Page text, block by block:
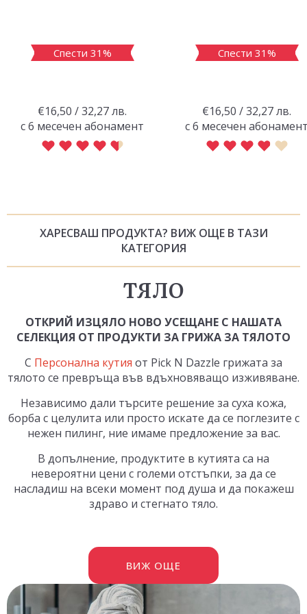
Спести 31%
€16,50 / 32,27 лв.
с 6 месечен абонамент
Спести 31%
€16,50 / 32,27 лв.
с 6 месечен
ХАРЕСВАШ ПРОДУКТА? ВИЖ ОЩЕ В ТАЗИ
КАТЕГОРИЯ
ТЯЛО
ОТКРИЙ ИЗЦЯЛО НОВО УСЕЩАНЕ С НАШАТА
СЕЛЕКЦИЯ ОТ ПРОДУКТИ ЗА ГРИЖА ЗА ТЯЛОТО
С Персонална кутия от Pick N Dazzle грижата за
тялото се превръща във вдъхновяващо изживяване.
Независимо дали търсите решение за суха кожа,
борба с целулита или просто искате да се поглезите с
нежен пилинг, ние имаме предложение за вас.
В допълнение, продуктите в кутията са на
невероятни цени с големи отстъпки, за да се
насладиш на всеки момент под душа и да покажеш
здраво и стегнато тяло.
ВИЖ ОЩЕ